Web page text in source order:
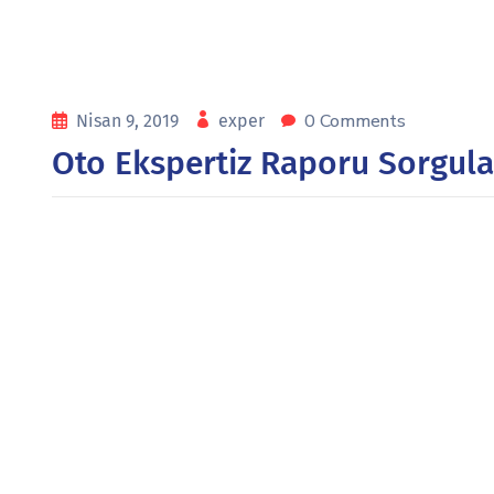
Nisan 9, 2019 exper 0 Comments
Oto Ekspertiz Raporu